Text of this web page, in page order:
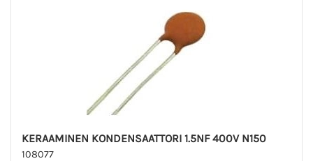
KERAAMINEN KONDENSAATTORI 1.5NF 400V N150
108077